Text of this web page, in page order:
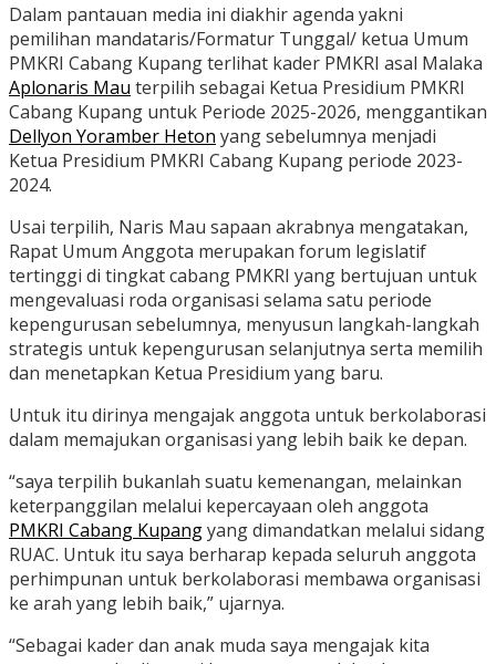
Dalam pantauan media ini diakhir agenda yakni
pemilihan mandataris/Formatur Tunggal/ ketua Umum
PMKRI Cabang Kupang terlihat kader PMKRI asal Malaka
Aplonaris Mau terpilih sebagai Ketua Presidium PMKRI
Cabang Kupang untuk Periode 2025-2026, menggantikan
Dellyon Yoramber Heton yang sebelumnya menjadi
Ketua Presidium PMKRI Cabang Kupang periode 2023-
2024.
Usai terpilih, Naris Mau sapaan akrabnya mengatakan,
Rapat Umum Anggota merupakan forum legislatif
tertinggi di tingkat cabang PMKRI yang bertujuan untuk
mengevaluasi roda organisasi selama satu periode
kepengurusan sebelumnya, menyusun langkah-langkah
strategis untuk kepengurusan selanjutnya serta memilih
dan menetapkan Ketua Presidium yang baru.
Untuk itu dirinya mengajak anggota untuk berkolaborasi
dalam memajukan organisasi yang lebih baik ke depan.
“saya terpilih bukanlah suatu kemenangan, melainkan
keterpanggilan melalui kepercayaan oleh anggota
PMKRI Cabang Kupangyang dimandatkan melalui sidang
RUAC. Untuk itu saya berharap kepada seluruh anggota
perhimpunan untuk berkolaborasi membawa organisasi
ke arah yang lebih baik,” ujarnya.
“Sebagai kader dan anak muda saya mengajak kita